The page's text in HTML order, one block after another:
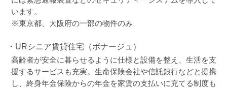
います。
※東京都、大阪府の一部の物件のみ
・URシニア賃貸住宅（ボナージュ）
高齢者が安全に暮らせるように仕様と設備を整え、生活を支
援するサービスも充実。生命保険会社や信託銀行などと提携
し、終身年金保険からの年金を家賃の支払いに充てる制度も